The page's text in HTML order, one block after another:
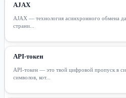
AJAX
AJAX — технология асинхронного обмена
страни...
API-токен
API-токен — это твой цифровой пропуск в
символов, кот...